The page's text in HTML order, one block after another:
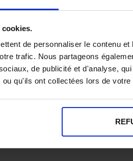
de personnaliser le contenu
trafic. Nous partageons
de publicité et d'analyse,
qu'ils ont collectées lors de